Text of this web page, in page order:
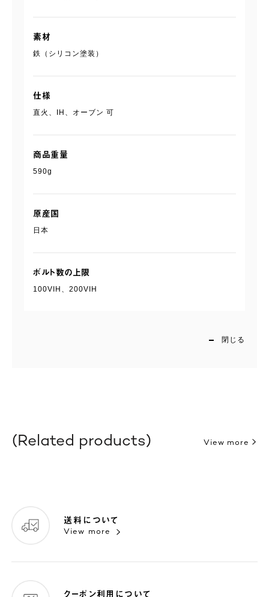
素材
鉄（シリコン塗装）
仕様
直火、IH、オーブン 可
商品重量
590g
原産国
日本
ボルト数の上限
100VIH、200VIH
閉じる
Related products View more
送料について
View more
クーポン利用について